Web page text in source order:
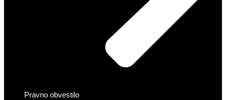
Pravno obvestilo